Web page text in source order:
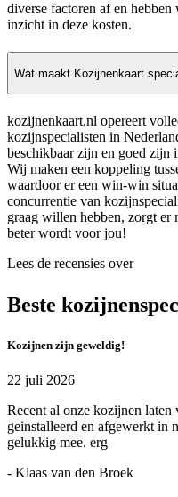
diverse factoren af en
inzicht in deze kosten.
Wat maakt Kozijnenkaart
kozijnenkaart.nl opereert
kozijnspecialisten in
beschikbaar zijn en goed zijn
Wij maken een koppeling
waardoor er een win-win
concurrentie van
graag willen hebben, zorgt er
beter wordt voor jou!
Lees de recensies over
Beste
Kozijnen zijn geweldig!
22 juli 2026
Recent al onze kozijnen laten
geinstalleerd en afgewerkt in
gelukkig mee. erg
- Klaas van den Broek